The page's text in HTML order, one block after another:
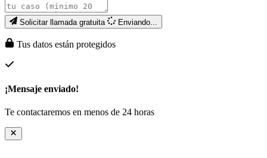
Solicitar llamada gratuita Enviando...
Tus datos están protegidos
¡Mensaje enviado!
Te contactaremos en menos de 24 horas